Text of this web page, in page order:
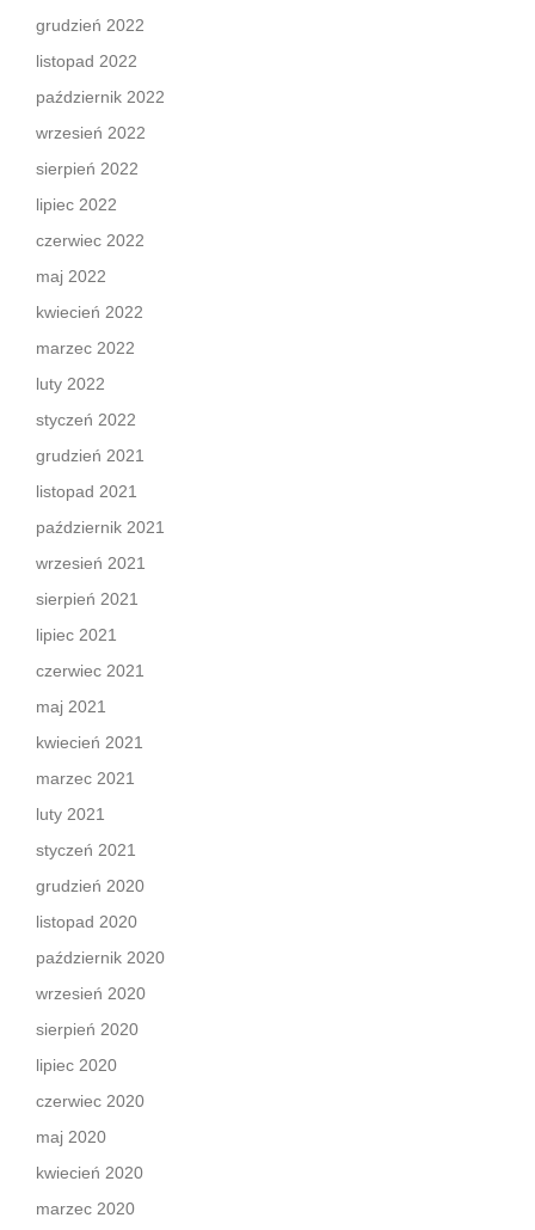
grudzień 2022
listopad 2022
październik 2022
wrzesień 2022
sierpień 2022
lipiec 2022
czerwiec 2022
maj 2022
kwiecień 2022
marzec 2022
luty 2022
styczeń 2022
grudzień 2021
listopad 2021
październik 2021
wrzesień 2021
sierpień 2021
lipiec 2021
czerwiec 2021
maj 2021
kwiecień 2021
marzec 2021
luty 2021
styczeń 2021
grudzień 2020
listopad 2020
październik 2020
wrzesień 2020
sierpień 2020
lipiec 2020
czerwiec 2020
maj 2020
kwiecień 2020
marzec 2020